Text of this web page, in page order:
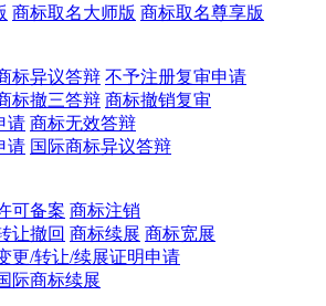
商标取名大师版 商标取名尊享版
标异议答辩 不予注册复审申请
标撤三答辩 商标撤销复审
请 商标无效答辩
请 国际商标异议答辩
可备案 商标注销
让撤回 商标续展 商标宽展
更/转让/续展证明申请
际商标续展